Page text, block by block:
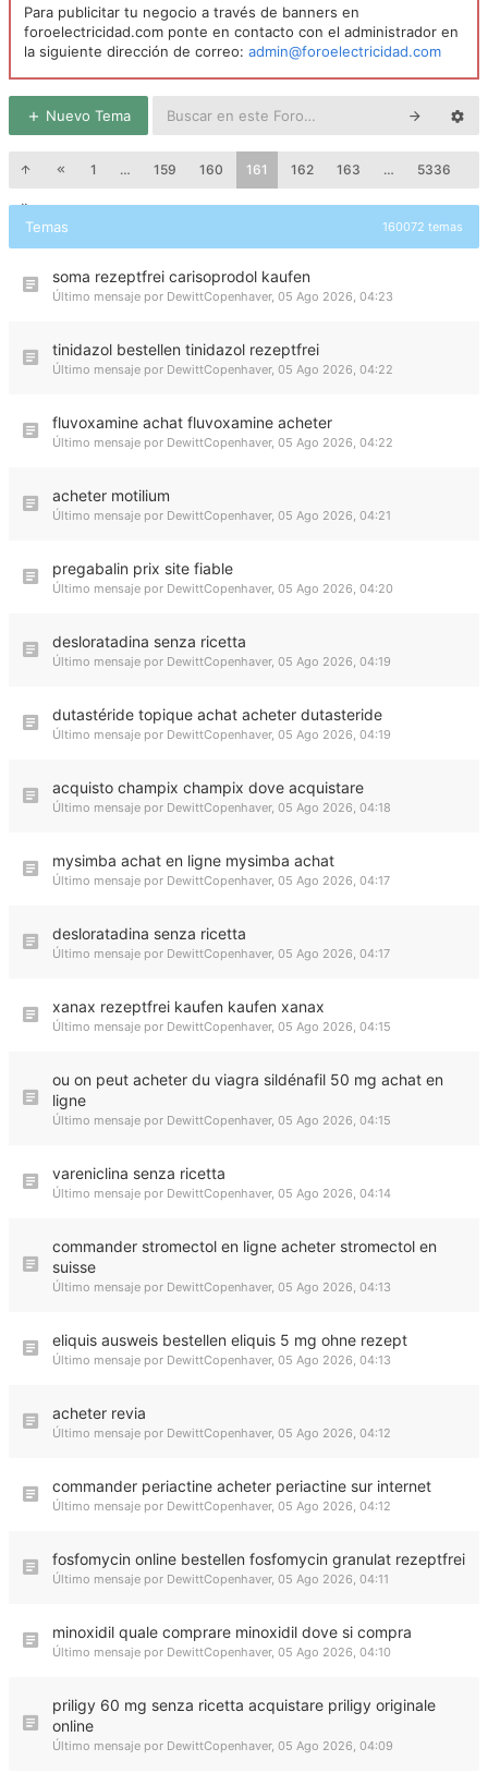
Para publicitar tu negocio a través de banners en
foroelectricidad.com ponte en contacto con el administrador en
la siguiente dirección de correo: admin@foroelectricidad.com
Nuevo Tema
1 … 159 160 161 162 163 … 5336
Temas 160072 temas
soma rezeptfrei carisoprodol kaufen
Último mensaje por DewittCopenhaver, 05 Ago 2026, 04:23
tinidazol bestellen tinidazol rezeptfrei
Último mensaje por DewittCopenhaver, 05 Ago 2026, 04:22
fluvoxamine achat fluvoxamine acheter
Último mensaje por DewittCopenhaver, 05 Ago 2026, 04:22
acheter motilium
Último mensaje por DewittCopenhaver, 05 Ago 2026, 04:21
pregabalin prix site fiable
Último mensaje por DewittCopenhaver, 05 Ago 2026, 04:20
desloratadina senza ricetta
Último mensaje por DewittCopenhaver, 05 Ago 2026, 04:19
dutastéride topique achat acheter dutasteride
Último mensaje por DewittCopenhaver, 05 Ago 2026, 04:19
acquisto champix champix dove acquistare
Último mensaje por DewittCopenhaver, 05 Ago 2026, 04:18
mysimba achat en ligne mysimba achat
Último mensaje por DewittCopenhaver, 05 Ago 2026, 04:17
desloratadina senza ricetta
Último mensaje por DewittCopenhaver, 05 Ago 2026, 04:17
xanax rezeptfrei kaufen kaufen xanax
Último mensaje por DewittCopenhaver, 05 Ago 2026, 04:15
ou on peut acheter du viagra sildénafil 50 mg achat en
ligne
Último mensaje por DewittCopenhaver, 05 Ago 2026, 04:15
vareniclina senza ricetta
Último mensaje por DewittCopenhaver, 05 Ago 2026, 04:14
commander stromectol en ligne acheter stromectol en
suisse
Último mensaje por DewittCopenhaver, 05 Ago 2026, 04:13
eliquis ausweis bestellen eliquis 5 mg ohne rezept
Último mensaje por DewittCopenhaver, 05 Ago 2026, 04:13
acheter revia
Último mensaje por DewittCopenhaver, 05 Ago 2026, 04:12
commander periactine acheter periactine sur internet
Último mensaje por DewittCopenhaver, 05 Ago 2026, 04:12
fosfomycin online bestellen fosfomycin granulat rezeptfrei
Último mensaje por DewittCopenhaver, 05 Ago 2026, 04:11
minoxidil quale comprare minoxidil dove si compra
Último mensaje por DewittCopenhaver, 05 Ago 2026, 04:10
priligy 60 mg senza ricetta acquistare priligy originale
online
Último mensaje por DewittCopenhaver, 05 Ago 2026, 04:09